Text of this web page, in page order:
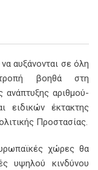
αυξάνονται σε όλη
βοηθά στη
ανάπτυξης αριθμού-
ειδικών έκτακτης
Προστασίας.
χώρες θα
υψηλού κινδύνου